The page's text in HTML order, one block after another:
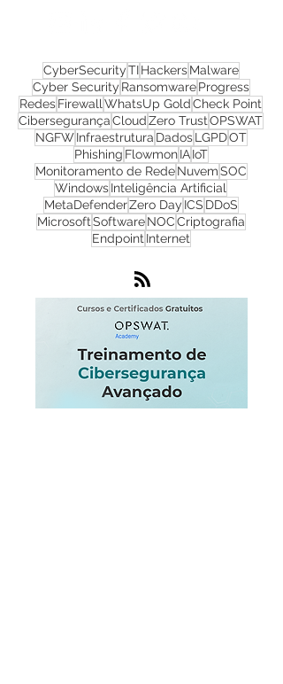
CyberSecurityTIHackersMalware
Cyber SecurityRansomwareProgress
RedesFirewallWhatsUp GoldCheck Point
CibersegurançaCloudZero TrustOPSWAT
NGFWInfraestruturaDadosLGPDOT
PhishingFlowmonIAIoT
Monitoramento de RedeNuvemSOC
WindowsInteligência Artificial
MetaDefenderZero DayICS
EndpointInternet